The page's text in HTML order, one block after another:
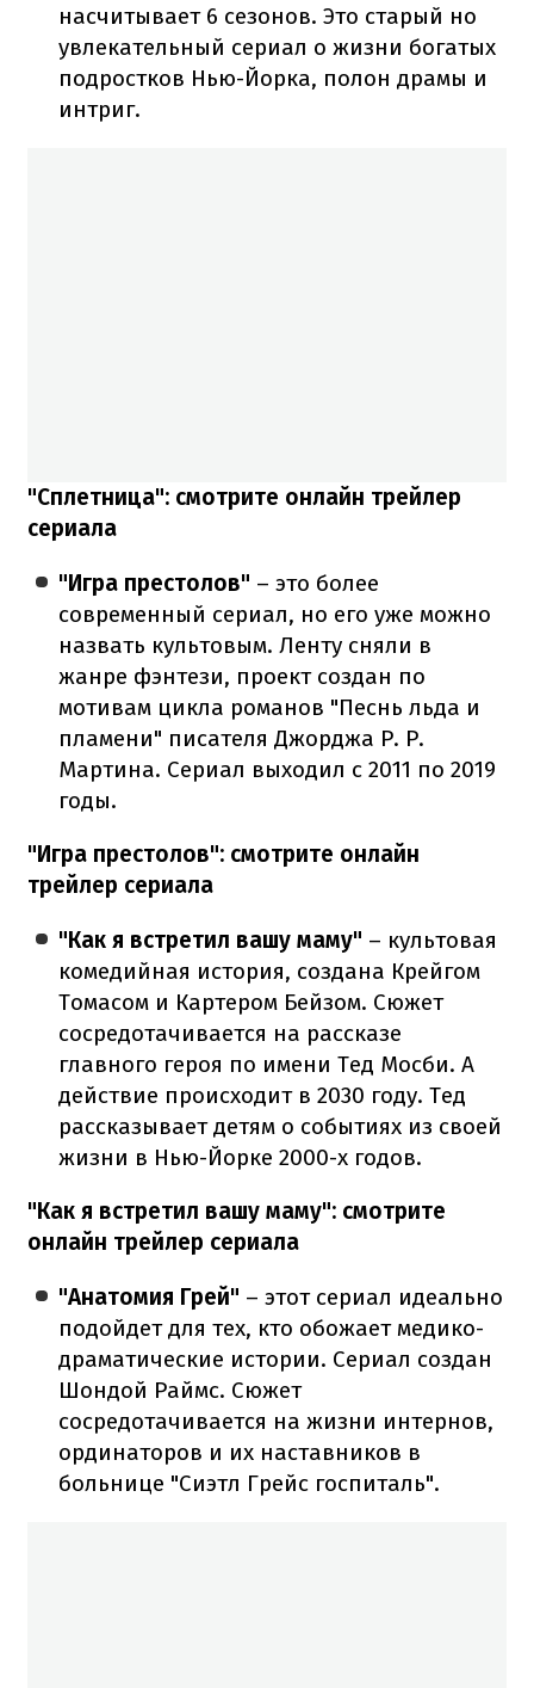
насчитывает 6 сезонов. Это старый но
увлекательный сериал о жизни богатых
подростков Нью-Йорка, полон драмы и
интриг.
"Сплетница": смотрите онлайн трейлер
сериала
"Игра престолов" – это более
современный сериал, но его уже можно
назвать культовым. Ленту сняли в
жанре фэнтези, проект создан по
мотивам цикла романов "Песнь льда и
пламени" писателя Джорджа Р. Р.
Мартина. Сериал выходил с 2011 по 2019
годы.
"Игра престолов": смотрите онлайн
трейлер сериала
"Как я встретил вашу маму" – культовая
комедийная история, создана Крейгом
Томасом и Картером Бейзом. Сюжет
сосредотачивается на рассказе
главного героя по имени Тед Мосби. А
действие происходит в 2030 году. Тед
рассказывает детям о событиях из своей
жизни в Нью-Йорке 2000-х годов.
"Как я встретил вашу маму": смотрите
онлайн трейлер сериала
"Анатомия Грей" – этот сериал идеально
подойдет для тех, кто обожает медико-
драматические истории. Сериал создан
Шондой Раймс. Сюжет
сосредотачивается на жизни интернов,
ординаторов и их наставников в
больнице "Сиэтл Грейс госпиталь".